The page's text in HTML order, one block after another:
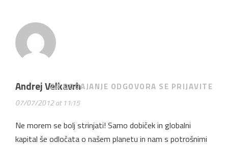
Andrej Velkavrh
07/07/2012 at 11:15
ZA DODAJANJE ODGOVORA SE PRIJAVITE
Ne morem se bolj strinjati! Samo dobiček in globalni
kapital še odločata o našem planetu in nam s potrošnimi